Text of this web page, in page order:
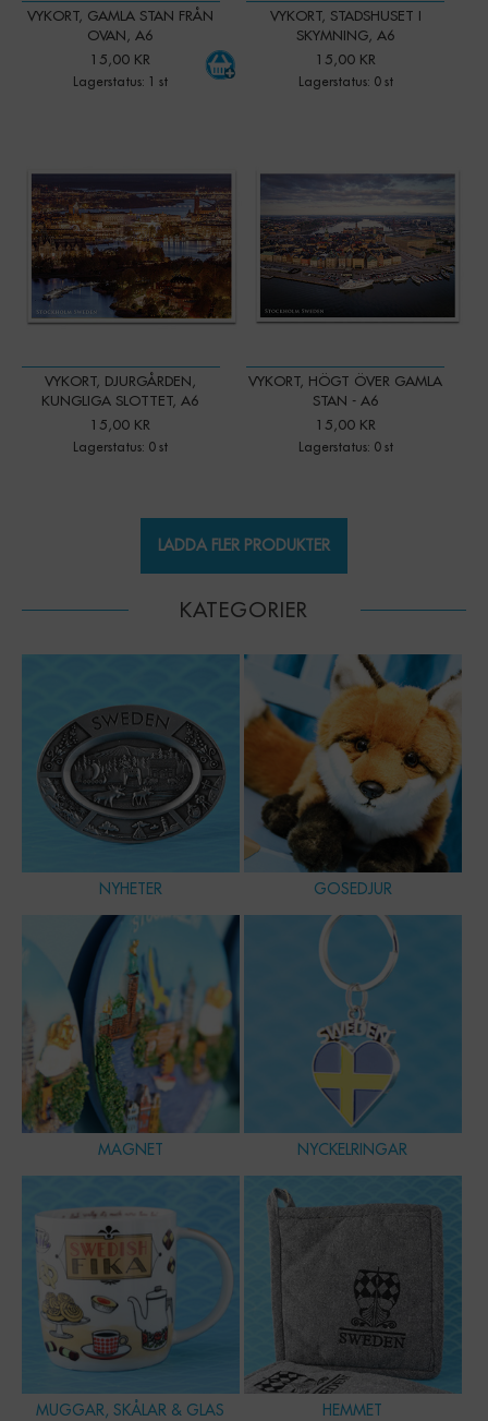
VYKORT, GAMLA STAN FRÅN
OVAN, A6
15,00 KR
Lagerstatus: 1 st
VYKORT, STADSHUSET I
SKYMNING, A6
15,00 KR
Lagerstatus: 0 st
VYKORT, DJURGÅRDEN,
KUNGLIGA SLOTTET, A6
15,00 KR
Lagerstatus: 0 st
VYKORT, HÖGT ÖVER GAMLA
STAN - A6
15,00 KR
Lagerstatus: 0 st
LADDA FLER PRODUKTER
KATEGORIER
NYHETER GOSEDJUR
MAGNET NYCKELRINGAR
MUGGAR, SKÅLAR & GLAS HEMMET